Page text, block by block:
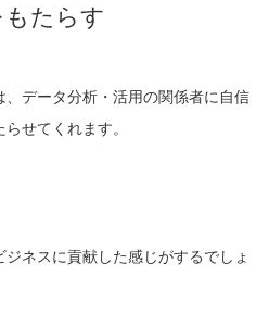
たらす
データ分析・活用の関係者に自信
せてくれます。
ネスに貢献した感じがするでしょ